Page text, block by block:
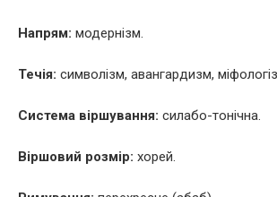
Напрям: модернізм.
Течія: символізм, авангардизм,
Система віршування: силабо-тонічна.
Віршовий розмір: хорей.